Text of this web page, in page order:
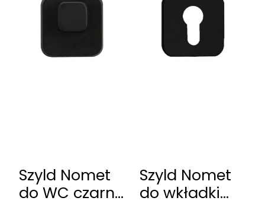
Szyld Nomet
do WC czarny
Szyld Nomet
do wkładki